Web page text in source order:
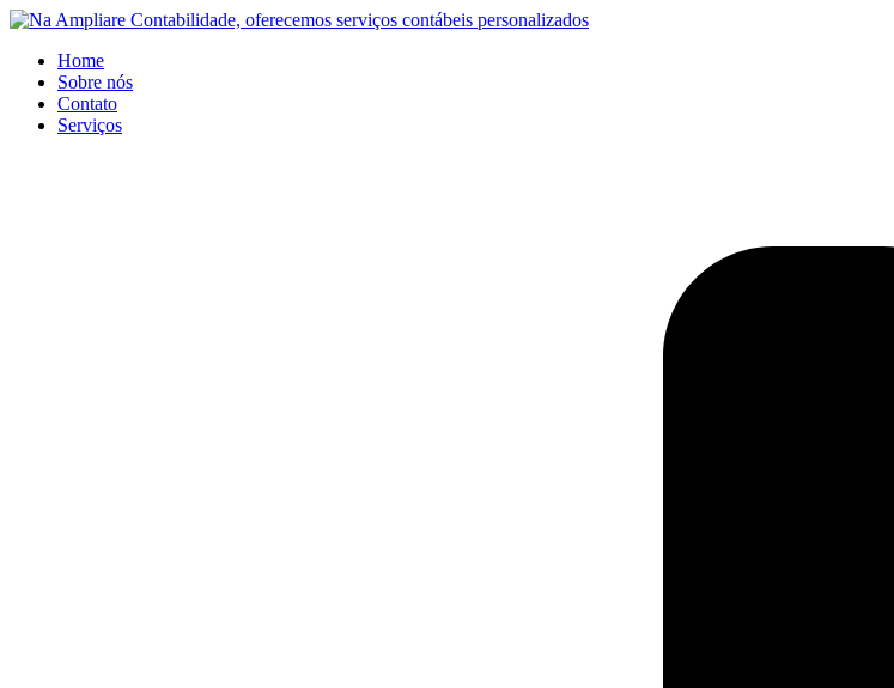
Ir
conteúdo
Home
Sobre nós
Contato
Serviços